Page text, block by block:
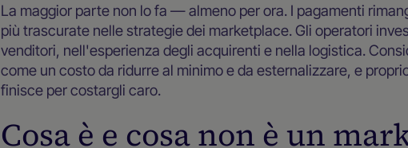
La maggior parte non lo fa — almeno per ora. I pagamenti
più trascurate nelle strategie dei marketplace. Gli operatori
venditori, nell'esperienza degli acquirenti e nella logistica.
come un costo da ridurre al minimo e da esternalizzare, e
finisce per costargli caro.
Cosa è e cosa non è un